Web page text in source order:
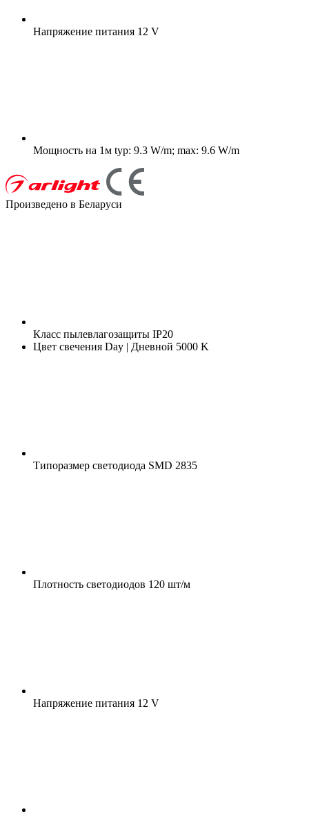
Напряжение питания 12 V
Мощность на 1м typ: 9.3 W/m; max: 9.6 W/m
Произведено в Беларуси
Класс пылевлагозащиты IP20
Цвет свечения Day | Дневной 5000 K
Типоразмер светодиода SMD 2835
Плотность светодиодов 120 шт/м
Напряжение питания 12 V